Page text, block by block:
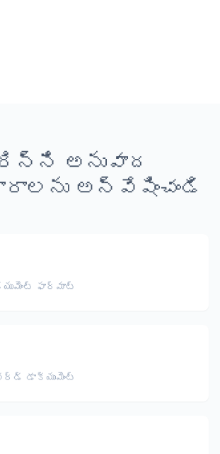
అనువాద
అన్వేషించండి
ఫార్మాట్
డాక్యుమెంట్